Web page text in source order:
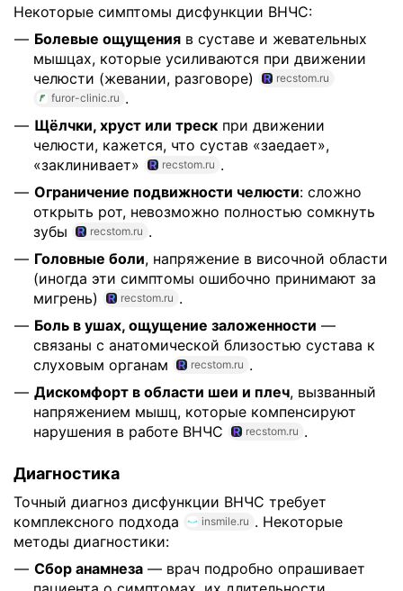
Некоторые симптомы дисфункции ВНЧС:
Болевые ощущения в суставе и жевательных
мышцах, которые усиливаются при движении
челюсти (жевании, разговоре)
recstom.ru
furor-clinic.ru .
Щёлчки, хруст или треск при движении
челюсти, кажется, что сустав «заедает»,
«заклинивает»
recstom.ru .
Ограничение подвижности челюсти: сложно
открыть рот, невозможно полностью сомкнуть
зубы
recstom.ru .
Головные боли, напряжение в височной области
(иногда эти симптомы ошибочно принимают за
мигрень)
recstom.ru .
Боль в ушах, ощущение заложенности —
связаны с анатомической близостью сустава к
слуховым органам
recstom.ru .
Дискомфорт в области шеи и плеч, вызванный
напряжением мышц, которые компенсируют
нарушения в работе ВНЧС
recstom.ru .
Диагностика
Точный диагноз дисфункции ВНЧС требует
комплексного подхода
insmile.ru . Некоторые
методы диагностики:
Сбор анамнеза — врач подробно опрашивает